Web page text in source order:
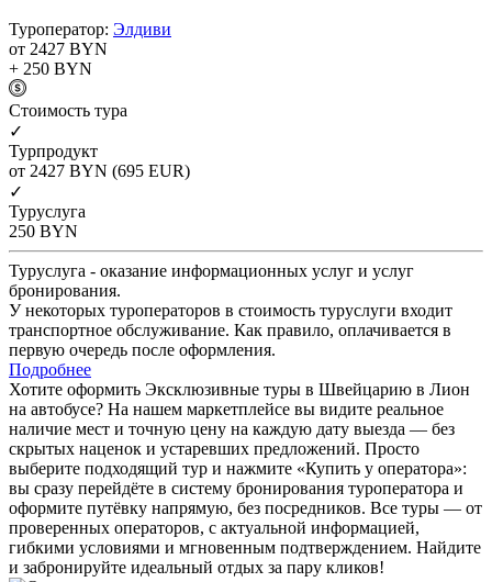
Туроператор: Элдиви
от 2427 BYN
+ 250 BYN
Cтоимость тура
✓
Турпродукт
от 2427 BYN (695 EUR)
✓
Туруслуга
250 BYN
Туруслуга - оказание информационных услуг и услуг
бронирования.
У некоторых туроператоров в стоимость туруслуги входит
транспортное обслуживание. Как правило, оплачивается в
первую очередь после оформления.
Подробнее
Хотите оформить Эксклюзивные туры в Швейцарию в Лион
на автобусе? На нашем маркетплейсе вы видите реальное
наличие мест и точную цену на каждую дату выезда — без
скрытых наценок и устаревших предложений. Просто
выберите подходящий тур и нажмите «Купить у оператора»:
вы сразу перейдёте в систему бронирования туроператора и
оформите путёвку напрямую, без посредников. Все туры — от
проверенных операторов, с актуальной информацией,
гибкими условиями и мгновенным подтверждением. Найдите
и забронируйте идеальный отдых за пару кликов!